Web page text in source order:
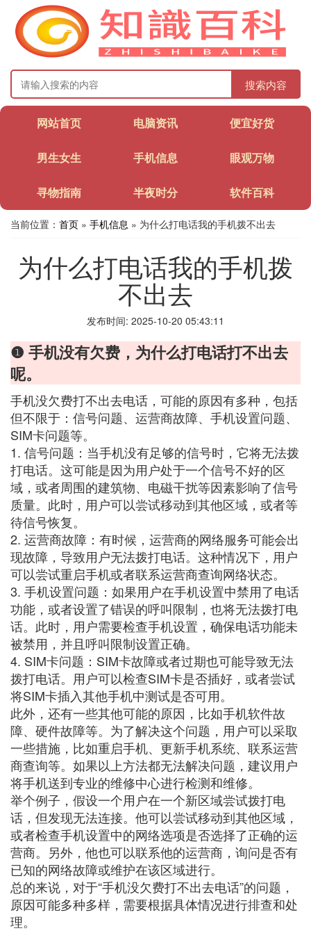
搜索内容
网站首页 电脑资讯 便宜好货
男生女生 手机信息 眼观万物
寻物指南 半夜时分 软件百科
当前位置： 首页 » 手机信息 » 为什么打电话我的手机拨不出去
为什么打电话我的手机拨
不出去
发布时间: 2025-10-20 05:43:11
❶ 手机没有欠费，为什么打电话打不出去
呢。
手机没欠费打不出去电话，可能的原因有多种，包括
但不限于：信号问题、运营商故障、手机设置问题、
SIM卡问题等。
1. 信号问题：当手机没有足够的信号时，它将无法拨
打电话。这可能是因为用户处于一个信号不好的区
域，或者周围的建筑物、电磁干扰等因素影响了信号
质量。此时，用户可以尝试移动到其他区域，或者等
待信号恢复。
2. 运营商故障：有时候，运营商的网络服务可能会出
现故障，导致用户无法拨打电话。这种情况下，用户
可以尝试重启手机或者联系运营商查询网络状态。
3. 手机设置问题：如果用户在手机设置中禁用了电话
功能，或者设置了错误的呼叫限制，也将无法拨打电
话。此时，用户需要检查手机设置，确保电话功能未
被禁用，并且呼叫限制设置正确。
4. SIM卡问题：SIM卡故障或者过期也可能导致无法
拨打电话。用户可以检查SIM卡是否插好，或者尝试
将SIM卡插入其他手机中测试是否可用。
此外，还有一些其他可能的原因，比如手机软件故
障、硬件故障等。为了解决这个问题，用户可以采取
一些措施，比如重启手机、更新手机系统、联系运营
商查询等。如果以上方法都无法解决问题，建议用户
将手机送到专业的维修中心进行检测和维修。
举个例子，假设一个用户在一个新区域尝试拨打电
话，但发现无法连接。他可以尝试移动到其他区域，
或者检查手机设置中的网络选项是否选择了正确的运
营商。另外，他也可以联系他的运营商，询问是否有
已知的网络故障或维护在该区域进行。
总的来说，对于“手机没欠费打不出去电话”的问题，
原因可能多种多样，需要根据具体情况进行排查和处
理。